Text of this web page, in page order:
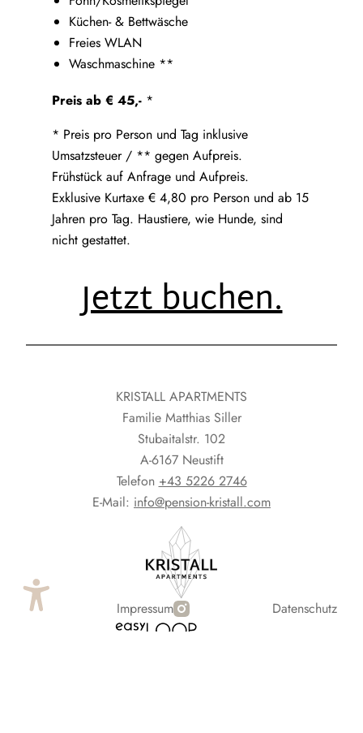
Küchen- & Bettwäsche
Freies WLAN
Waschmaschine **
Preis ab € 45,- *
* Preis pro Person und Tag inklusive
Umsatzsteuer / ** gegen Aufpreis.
Frühstück auf Anfrage und Aufpreis.
Exklusive Kurtaxe € 4,80 pro Person und ab 15
Jahren pro Tag. Haustiere, wie Hunde, sind
nicht gestattet.
Jetzt buchen.
KRISTALL APARTMENTS
Familie Matthias Siller
Stubaitalstr. 102
A-6167 Neustift
Telefon +43 5226 2746
E-Mail: info@pension-kristall.com
Impressum Datenschutz